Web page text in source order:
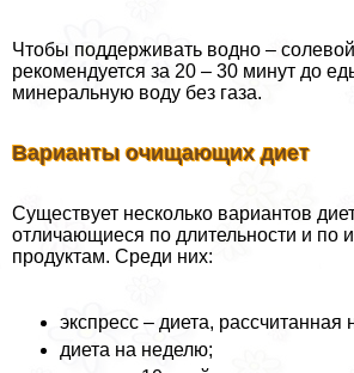
Чтобы поддерживать водно –
рекомендуется за 20 – 30 минут до
минеральную воду без газа.
Варианты очищающих диет
Существует несколько вариантов
отличающиеся по длительности и по
продуктам. Среди них:
экспресс – диета, рассчитанная
диета на неделю;